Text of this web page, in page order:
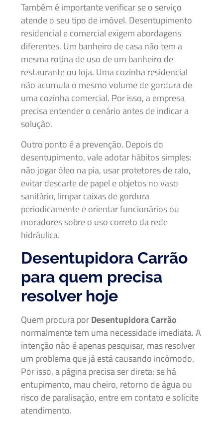
Também é importante verificar se o serviço
atende o seu tipo de imóvel. Desentupimento
residencial e comercial exigem abordagens
diferentes. Um banheiro de casa não tem a
mesma rotina de uso de um banheiro de
restaurante ou loja. Uma cozinha residencial
não acumula o mesmo volume de gordura de
uma cozinha comercial. Por isso, a empresa
precisa entender o cenário antes de indicar a
solução.
Outro ponto é a prevenção. Depois do
desentupimento, vale adotar hábitos simples:
não jogar óleo na pia, usar protetores de ralo,
evitar descarte de papel e objetos no vaso
sanitário, limpar caixas de gordura
periodicamente e orientar funcionários ou
moradores sobre o uso correto da rede
hidráulica.
Desentupidora Carrão
para quem precisa
resolver hoje
Quem procura porDesentupidora Carrão
normalmente tem uma necessidade imediata. A
intenção não é apenas pesquisar, mas resolver
um problema que já está causando incômodo.
Por isso, a página precisa ser direta: se há
entupimento, mau cheiro, retorno de água ou
risco de paralisação, entre em contato e solicite
atendimento.